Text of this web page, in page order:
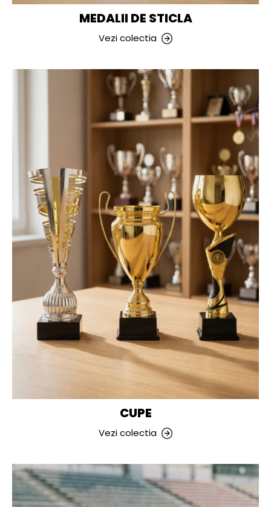
MEDALII DE STICLA
Vezi colectia
CUPE
Vezi colectia